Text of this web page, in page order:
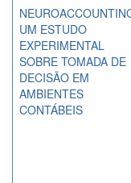
UM ESTUDO
EXPERIMENTAL
SOBRE TOMADA DE
DECISÃO EM
AMBIENTES
CONTÁBEIS